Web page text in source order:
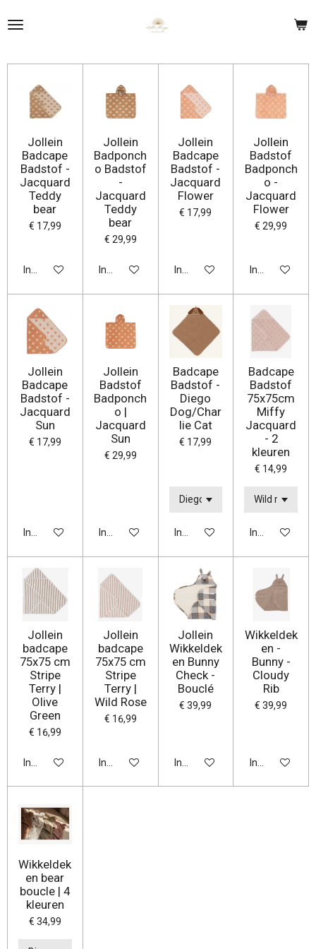
direct
Jollein
Badcape
Badstof -
Jacquard
Teddy
bear
€ 17,99
In winkelwagen
Jollein
Badponch
o Badstof
-
Jacquard
Teddy
bear
€ 29,99
In winkelwagen
Jollein
Badcape
Badstof -
Jacquard
Flower
€ 17,99
In winkelwagen
Jollein
Badstof
Badponch
o -
Jacquard
Flower
€ 29,99
In
Jollein
Badcape
Badstof -
Jacquard
Sun
€ 17,99
In winkelwagen
Jollein
Badstof
Badponch
o |
Jacquard
Sun
€ 29,99
In winkelwagen
Badcape
Badstof -
Diego
Dog/Char
lie Cat
€ 17,99
In winkelwagen
Badcape
Badstof
75x75cm
Miffy
Jacquard
- 2
kleuren
€ 14,99
In
Jollein
badcape
75x75 cm
Stripe
Terry |
Olive
Green
€ 16,99
In winkelwagen
Jollein
badcape
75x75 cm
Stripe
Terry |
Wild Rose
€ 16,99
In winkelwagen
Jollein
Wikkeldek
en Bunny
Check -
Bouclé
€ 39,99
In winkelwagen
Wikkeldek
en -
Bunny -
Cloudy
Rib
€ 39,99
In
Wikkeldek
en bear
boucle | 4
kleuren
€ 34,99